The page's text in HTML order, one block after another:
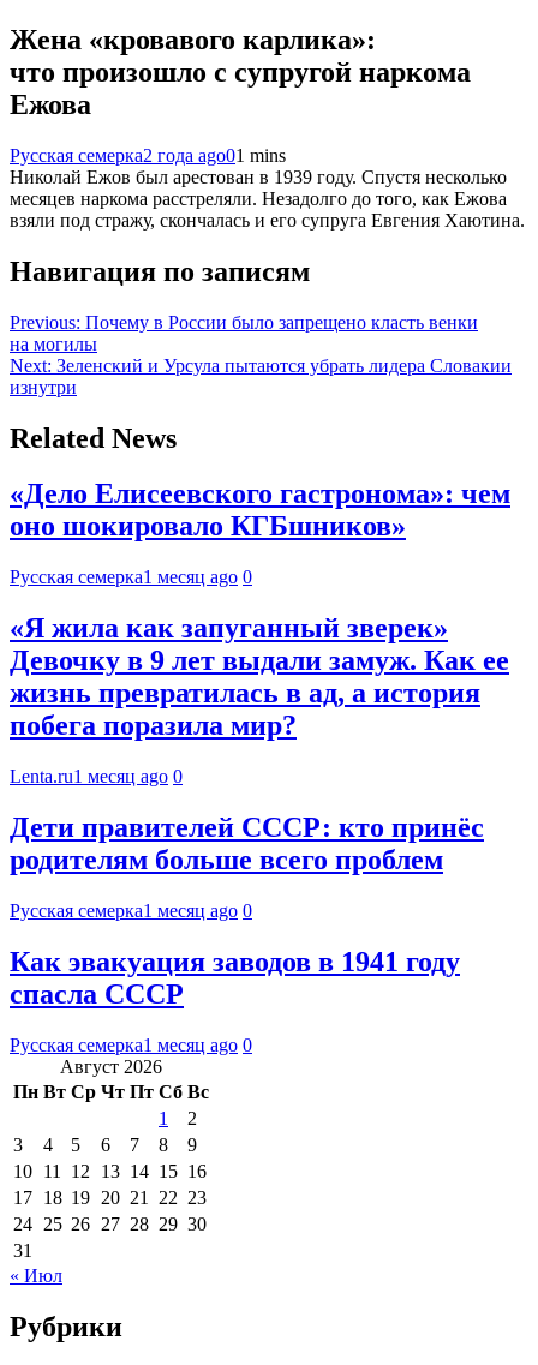
Жена «кровавого карлика»:
что произошло с супругой наркома
Ежова
Русская семерка2 года ago01 mins
Николай Ежов был арестован в 1939 году. Спустя несколько
месяцев наркома расстреляли. Незадолго до того, как Ежова
взяли под стражу, скончалась и его супруга Евгения Хаютина.
Навигация по записям
Previous: Почему в России было запрещено класть венки
на могилы
Next: Зеленский и Урсула пытаются убрать лидера Словакии
изнутри
Related News
«Дело Елисеевского гастронома»: чем
оно шокировало КГБшников»
Русская семерка1 месяц ago 0
«Я жила как запуганный зверек»
Девочку в 9 лет выдали замуж. Как ее
жизнь превратилась в ад, а история
побега поразила мир?
Lenta.ru1 месяц ago 0
Дети правителей СССР: кто принёс
родителям больше всего проблем
Русская семерка1 месяц ago 0
Как эвакуация заводов в 1941 году
спасла СССР
Русская семерка1 месяц ago 0
Август 2026
Пн Вт Ср Чт Пт Сб Вс
1
2
3
4 5 6 7 8
9
10 11 12 13 14 15 16
17 18 19 20 21 22 23
24 25 26 27 28 29 30
31
« Июл
Рубрики